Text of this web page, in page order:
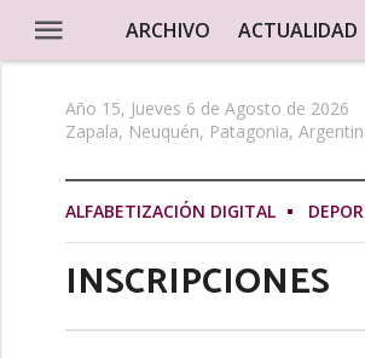
ARCHIVO ACTUALIDAD
Año 15, Jueves 6 de Agosto de 2026
Zapala, Neuquén, Patagonia,
ALFABETIZACIÓN DIGITAL
INSCRIPCIONES